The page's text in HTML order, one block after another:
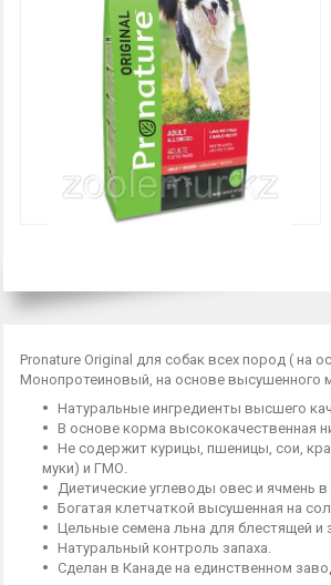
Pronature Original для собак всех пород ( на
Монопротеиновый, на основе высушенного
Натуральные ингредиенты высшего
В основе корма высококачественная
Не содержит курицы, пшеницы, сои,
муки) и ГМО.
Диетические углеводы овес и ячмень
Богатая клетчаткой высушенная на
Цельные семена льна для блестящей
Натуральный контроль запаха.
Сделан в Канаде на единственном